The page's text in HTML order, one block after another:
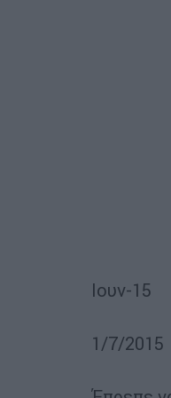
Ιουν-15
1/7/2015